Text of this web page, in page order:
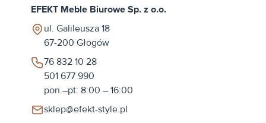
EFEKT Meble Biurowe Sp. z o.o.
ul. Galileusza 18
67-200 Głogów
76 832 10 28
501 677 990
pon.–pt: 8:00 – 16:00
sklep@efekt-style.pl